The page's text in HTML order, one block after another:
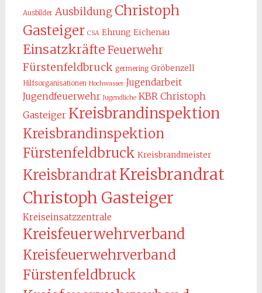
Ausbilder Ausbildung Christoph
Gasteiger CSA Ehrung Eichenau
Einsatzkräfte Feuerwehr
Fürstenfeldbruck germering Gröbenzell
Hilfsorganisationen Hochwasser Jugendarbeit
Jugendfeuerwehr Jugendliche KBR Christoph
Gasteiger Kreisbrandinspektion
Kreisbrandinspektion
Fürstenfeldbruck Kreisbrandmeister
KreisbrandratKreisbrandrat
Christoph Gasteiger
Kreiseinsatzzentrale
Kreisfeuerwehrverband
Kreisfeuerwehrverband
Fürstenfeldbruck